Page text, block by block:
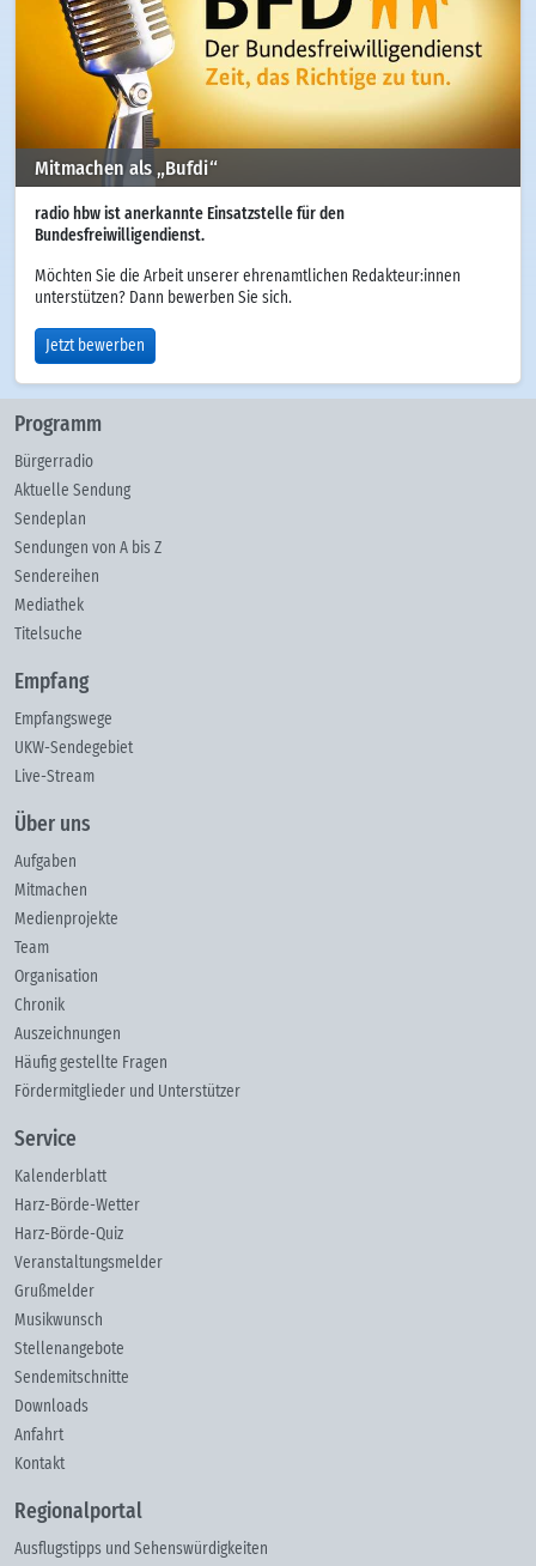
Mitmachen als „Bufdi“
radio hbw ist anerkannte Einsatzstelle für den
Bundesfreiwilligendienst.
Möchten Sie die Arbeit unserer ehrenamtlichen Redakteur:innen
unterstützen? Dann bewerben Sie sich.
Jetzt bewerben
Programm
Bürgerradio
Aktuelle Sendung
Sendeplan
Sendungen von A bis Z
Sendereihen
Mediathek
Titelsuche
Empfang
Empfangswege
UKW-Sendegebiet
Live-Stream
Über uns
Aufgaben
Mitmachen
Medienprojekte
Team
Organisation
Chronik
Auszeichnungen
Häufig gestellte Fragen
Fördermitglieder und Unterstützer
Service
Kalenderblatt
Harz-Börde-Wetter
Harz-Börde-Quiz
Veranstaltungsmelder
Grußmelder
Musikwunsch
Stellenangebote
Sendemitschnitte
Downloads
Anfahrt
Kontakt
Regionalportal
Ausflugstipps und Sehenswürdigkeiten